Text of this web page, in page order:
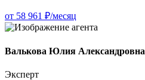
от 58 961 ₽/месяц
Валькова Юлия Александровна
Эксперт